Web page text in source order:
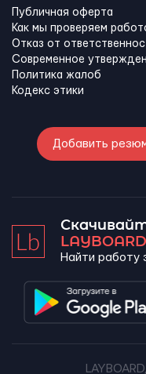
Публичная оферта
Как мы проверяем
Отказ от
Современное
Политика жалоб
Кодекс этики
Добавить
Найти работу